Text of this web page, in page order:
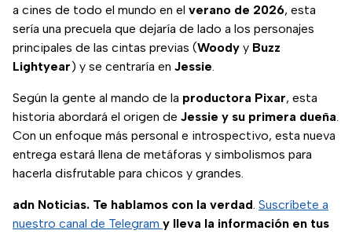
a cines de todo el mundo en el verano de 2026, esta
sería una precuela que dejaría de lado a los personajes
principales de las cintas previas (Woody y Buzz
Lightyear) y se centraría en Jessie.
Según la gente al mando de la productora Pixar, esta
historia abordará el origen de Jessie y su primera dueña.
Con un enfoque más personal e introspectivo, esta nueva
entrega estará llena de metáforas y simbolismos para
hacerla disfrutable para chicos y grandes.
adn Noticias. Te hablamos con la verdad. Suscríbete a
nuestro canal de Telegram y lleva la información en tus